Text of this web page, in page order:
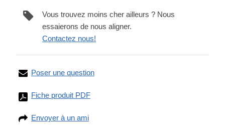
Vous trouvez moins cher ailleurs ? Nous
essaierons de nous aligner.
Contactez nous!
Poser une question
Fiche produit PDF
Envoyer à un ami